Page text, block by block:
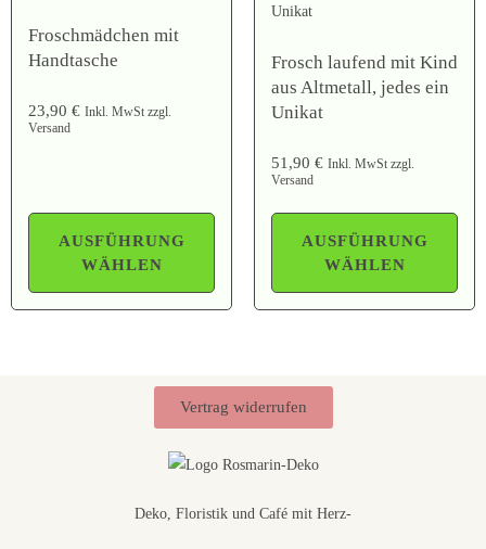
Froschmädchen mit
Handtasche
23,90 € Inkl. MwSt zzgl.
Versand
AUSFÜHRUNG
WÄHLEN
Frosch laufend mit Kind
aus Altmetall, jedes ein
Unikat
51,90 € Inkl. MwSt zzgl.
Versand
AUSFÜHRUNG
WÄHLEN
Vertrag widerrufen
Deko, Floristik und Café mit Herz-